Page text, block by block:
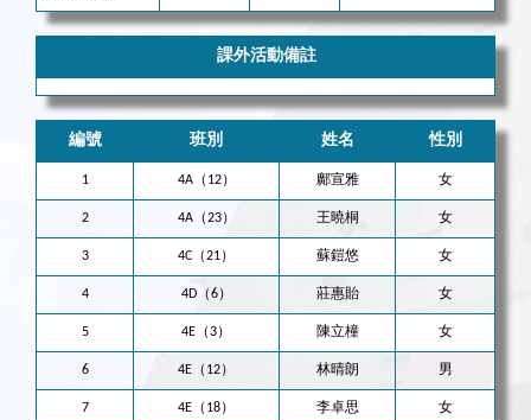
課外活動備註
編號 班別 姓名 性別
1 4A（12） 鄺宣雅 女
2 4A（23） 王曉桐 女
3 4C（21） 蘇鎧悠 女
4 4D（6） 莊惠貽 女
5 4E（3） 陳立橦 女
6 4E（12） 林晴朗 男
7 4E（18） 李卓思 女